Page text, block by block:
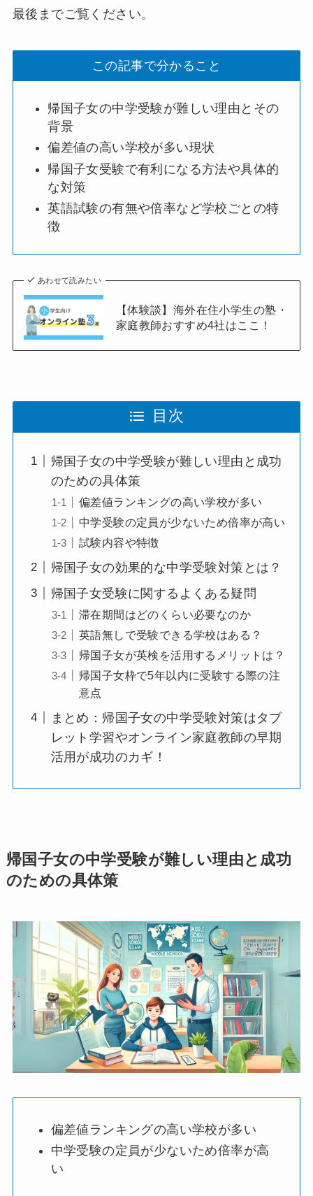
最後までご覧ください。
この記事で分かること
帰国子女の中学受験が難しい理由とその
背景
偏差値の高い学校が多い現状
帰国子女受験で有利になる方法や具体的
な対策
英語試験の有無や倍率など学校ごとの特
徴
あわせて読みたい
【体験談】海外在住小学生の塾・
家庭教師おすすめ4社はここ！
目次
帰国子女の中学受験が難しい理由と成功
のための具体策
偏差値ランキングの高い学校が多い
中学受験の定員が少ないため倍率が高い
試験内容や特徴
帰国子女の効果的な中学受験対策とは？
帰国子女受験に関するよくある疑問
滞在期間はどのくらい必要なのか
英語無しで受験できる学校はある？
帰国子女が英検を活用するメリットは？
帰国子女枠で5年以内に受験する際の注
意点
まとめ：帰国子女の中学受験対策はタブ
レット学習やオンライン家庭教師の早期
活用が成功のカギ！
帰国子女の中学受験が難しい理由と成功
のための具体策
偏差値ランキングの高い学校が多い
中学受験の定員が少ないため倍率が高
い